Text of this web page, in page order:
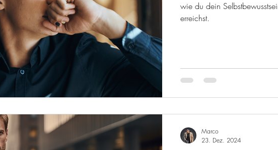
wie du dein
erreichst.
Marco
23. Dez. 2024